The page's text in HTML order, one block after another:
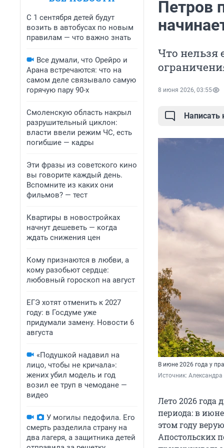
С 1 сентября детей будут
возить в автобусах по новым
правилам — что важно знать
Все думали, что Орейро и
Арана встречаются: что на
самом деле связывало самую
горячую пару 90-х
Смоленскую область накрыл
разрушительный циклон:
власти ввели режим ЧС, есть
погибшие — кадры
Эти фразы из советского кино
вы говорите каждый день.
Вспомните из каких они
фильмов? — тест
Квартиры в новостройках
начнут дешеветь — когда
ждать снижения цен
Кому признаются в любви, а
кому разобьют сердце:
любовный гороскоп на август
ЕГЭ хотят отменить к 2027
году: в Госдуме уже
придумали замену. Новости 6
августа
«Подушкой надавил на
лицо, чтобы не кричала»:
жених убил модель и год
возил ее труп в чемодане —
видео
У могилы педофила. Его
смерть разделила страну на
два лагеря, а защитника детей
Петров
Что нельзя
8 июня 2026, 03:55
Написать
В июне 2026 года у
Источник:
Лето 2026 года
периода: в
этом году
Апостольских